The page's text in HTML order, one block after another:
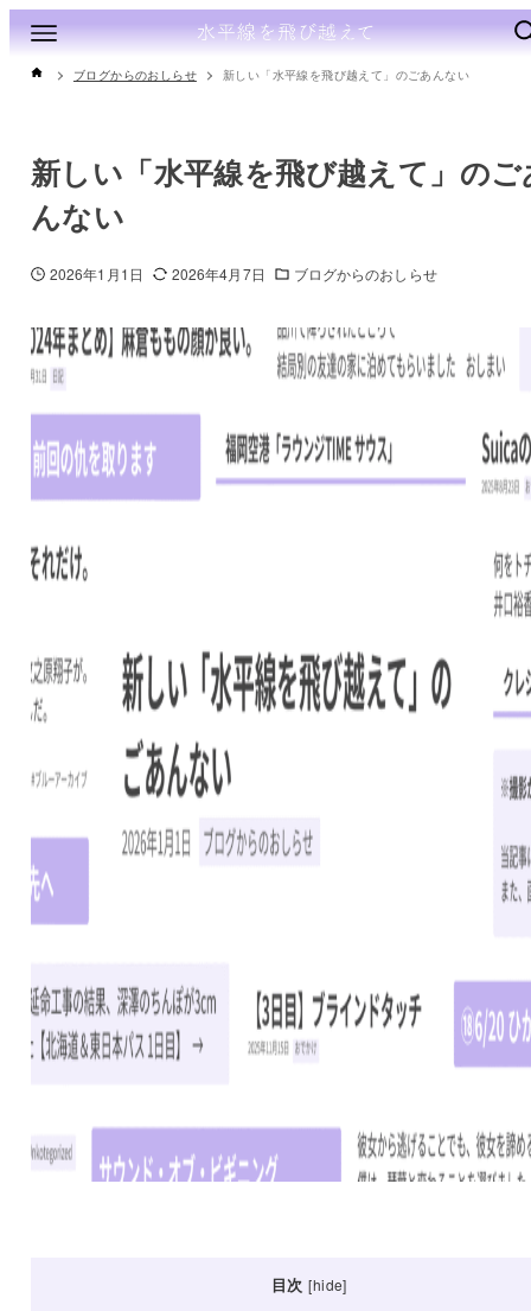
ブログからのおしらせ 新しい「水平線を飛び越えて」のごあんない
新しい「水平線を飛び越えて」のご
んない
2026年1月1日 2026年4月7日 ブログからのおしらせ
目次 [hide]